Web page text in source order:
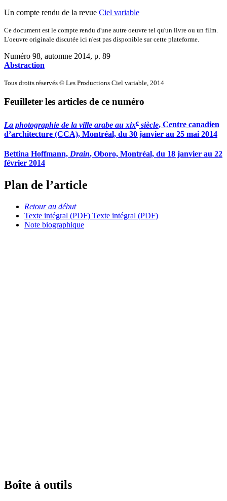
Un compte rendu de la revue Ciel variable
Ce document est le compte rendu d'une autre oeuvre tel qu'un livre ou un film.
L'oeuvre originale discutée ici n'est pas disponible sur cette plateforme.
Numéro 98, automne 2014, p. 89
Abstraction
Tous droits réservés © Les Productions Ciel variable, 2014
Feuilleter les articles de ce numéro
La photographie de la ville arabe au xixe siècle, Centre canadien
d’architecture (CCA), Montréal, du 30 janvier au 25 mai 2014
Bettina Hoffmann, Drain, Oboro, Montréal, du 18 janvier au 22
février 2014
Plan de l’article
Retour au début
Texte intégral (PDF) Texte intégral (PDF)
Note biographique
Boîte à outils